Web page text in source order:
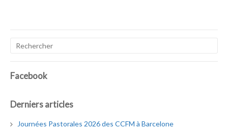
Facebook
Derniers articles
Journées Pastorales 2026 des CCFM à Barcelone